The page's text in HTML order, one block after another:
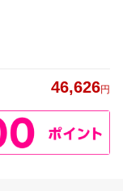
46,626円